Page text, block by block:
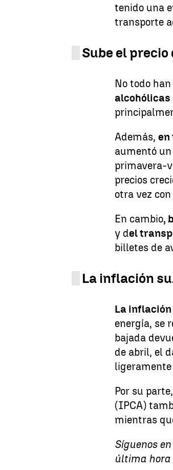
tenido una
transporte
Sube el
No todo
alcohólicas
Además,en
aumentó un
primavera-
precios
otra vez
En cambio,
y del
billetes de
La inflación
La
energía, se
bajada
de abril, el
ligeramente
Por su
(IPCA)
mientras
Síguenos
última hora